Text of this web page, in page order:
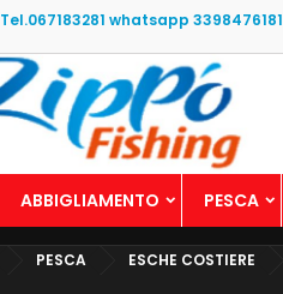
Tel.067183281 whatsapp 3398476181
ABBIGLIAMENTO PESCA
PESCA ESCHE COSTIERE